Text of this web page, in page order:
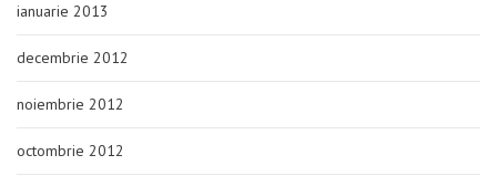
ianuarie 2013
decembrie 2012
noiembrie 2012
octombrie 2012